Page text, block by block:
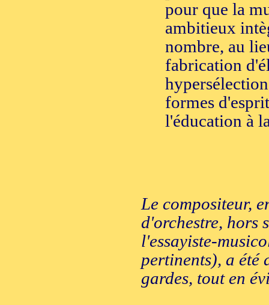
pour que la
ambitieux
nombre, au
fabrication
formes
l'éducation à
Le compositeur,
d'orchestre, hors
l'essayiste-
pertinents), a été
gardes, tout en